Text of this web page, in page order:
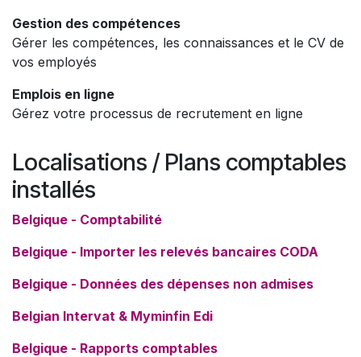
Gestion des compétences
Gérer les compétences, les connaissances et le CV de
vos employés
Emplois en ligne
Gérez votre processus de recrutement en ligne
Localisations / Plans comptables
installés
Belgique - Comptabilité
Belgique - Importer les relevés bancaires CODA
Belgique - Données des dépenses non admises
Belgian Intervat & Myminfin Edi
Belgique - Rapports comptables